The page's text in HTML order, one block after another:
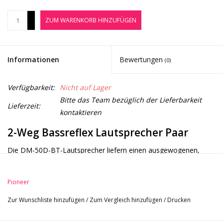
Jobbörse
Marken
ZUM WARENKORB HINZUFÜGEN
Informationen Bewertungen (0)
Verfügbarkeit: Nicht auf Lager
Lieferzeit:
Bitte das Team bezüglich der Lieferbarkeit
kontaktieren
2-Weg Bassreflex Lautsprecher Paar
Die DM-50D-BT-Lautsprecher liefern einen ausgewogenen,
Drücke den Schalter, um vom DJ-Modus in den
Produktionsmodus zu wechseln, und die DSP-Einstellungen
Pioneer
Zur Wunschliste hinzufügen / Zum Vergleich hinzufügen / Drucken